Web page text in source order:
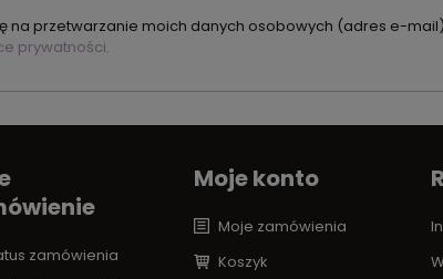
na przetwarzanie moich danych osobowych (adres e-
prywatności.
zamówienia
Moje konto
Moje zamówienia
Koszyk